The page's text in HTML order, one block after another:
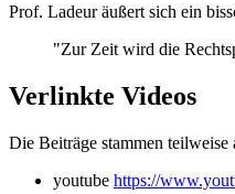
Prof. Ladeur äußert sich ein
"Zur Zeit wird die
Verlinkte Videos
Die Beiträge stammen
youtube https://